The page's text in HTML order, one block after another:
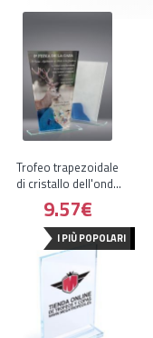
Trofeo trapezoidale
di cristallo dell'onda
blu
9.57€
I PIÙ POPOLARI